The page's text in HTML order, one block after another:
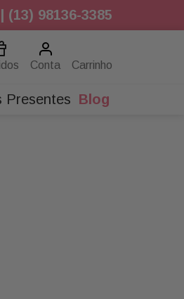
(13) 98136-3385
Conta
Presentes Blog